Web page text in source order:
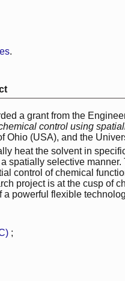
.
a grant from the
control using
(USA), and the
heat the solvent in
spatially selective
control of chemical
project is at the cusp of
powerful flexible
;